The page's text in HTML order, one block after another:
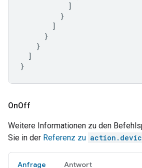
]
}
]
}
}
]
}
OnOff
Weitere Informationen zu den
Sie in der Referenz zu
Anfrage Antwort